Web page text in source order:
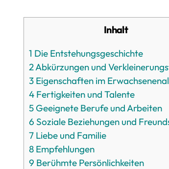
Inhalt
1 Die Entstehungsgeschichte
2Abkürzungen und
3 Eigenschaften im
4 Fertigkeiten und Talente
5 Geeignete Berufe und Arbeiten
6 Soziale Beziehungen und
7 Liebe und Familie
8 Empfehlungen
9 Berühmte Persönlichkeiten